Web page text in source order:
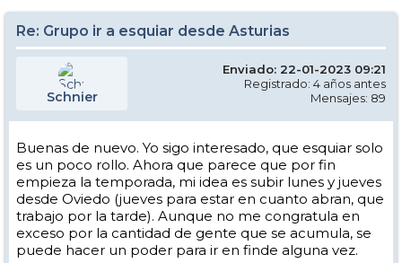
Re: Grupo ir a esquiar desde Asturias
Schnier
Enviado: 22-01-2023 09:21
Registrado: 4 años antes
Mensajes: 89
Buenas de nuevo. Yo sigo interesado, que esquiar solo
es un poco rollo. Ahora que parece que por fin
empieza la temporada, mi idea es subir lunes y jueves
desde Oviedo (jueves para estar en cuanto abran, que
trabajo por la tarde). Aunque no me congratula en
exceso por la cantidad de gente que se acumula, se
puede hacer un poder para ir en finde alguna vez.